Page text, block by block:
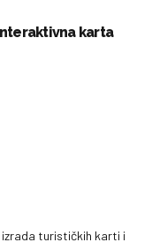
karta
izrada turističkih karti i